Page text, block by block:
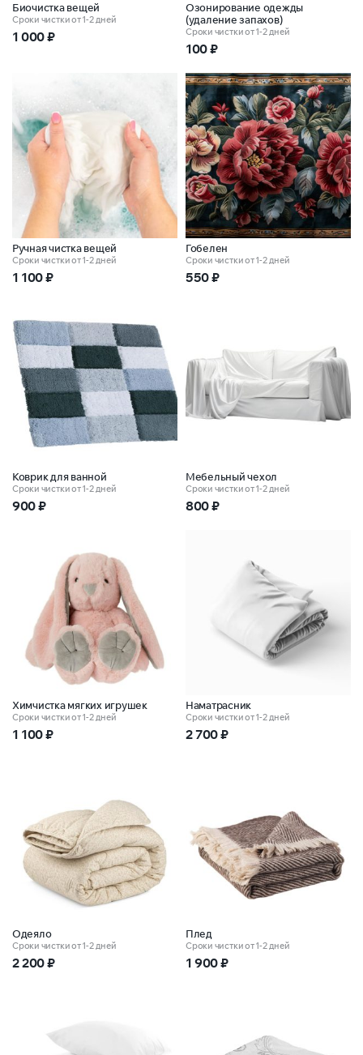
Биочистка вещей
Сроки чистки от 1-2 дней
1 000₽
Озонирование одежды
(удаление запахов)
Сроки чистки от 1-2 дней
100₽
Ручная чистка вещей
Сроки чистки от 1-2 дней
1 100₽
Гобелен
Сроки чистки от 1-2 дней
550₽
Коврик для ванной
Сроки чистки от 1-2 дней
900₽
Мебельный чехол
Сроки чистки от 1-2 дней
800₽
Химчистка мягких игрушек
Сроки чистки от 1-2 дней
1 100₽
Наматрасник
Сроки чистки от 1-2 дней
2 700₽
Одеяло
Сроки чистки от 1-2 дней
2 200₽
Плед
Сроки чистки от 1-2 дней
1 900₽